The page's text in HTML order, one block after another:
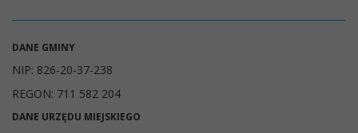
DANE GMINY
NIP: 826-20-37-238
REGON: 711 582 204
DANE URZĘDU MIEJSKIEGO